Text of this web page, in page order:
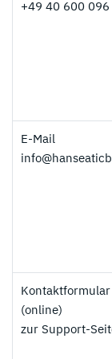
+49 40 600
E-Mail
Kontaktformular
(online)
zur Support-